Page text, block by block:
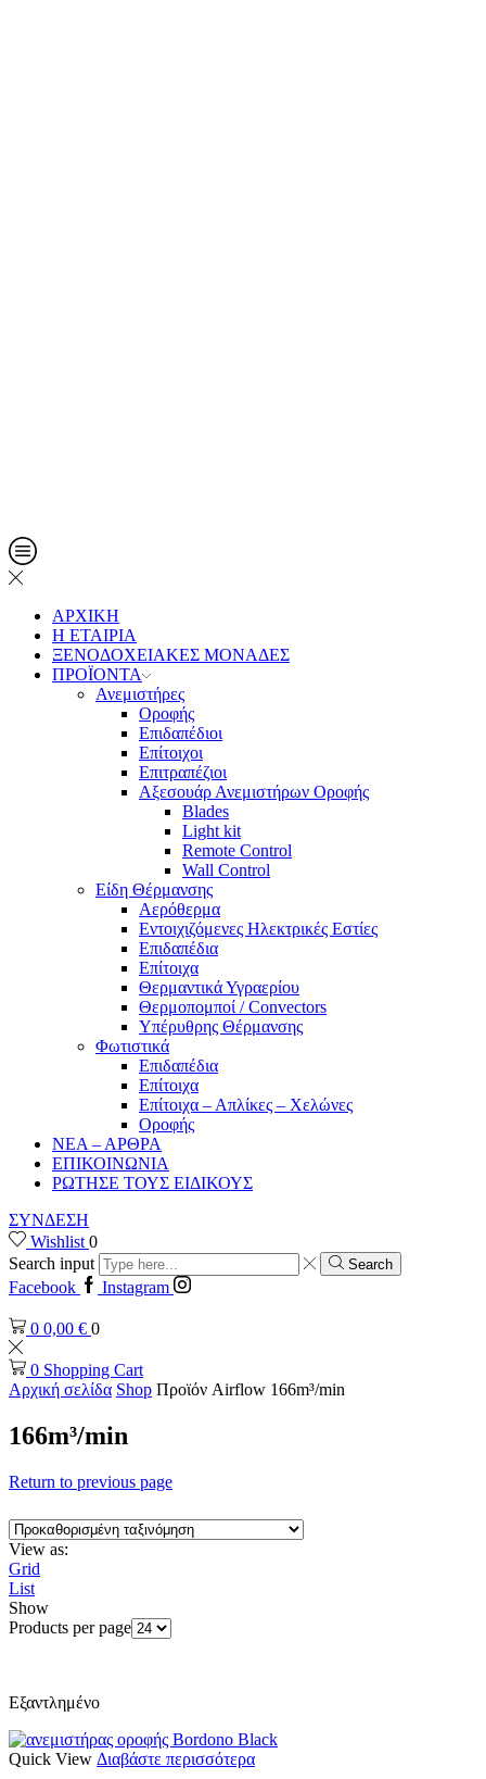
ΑΡΧΙΚΗ
Η ΕΤΑΙΡΙΑ
ΞΕΝΟΔΟΧΕΙΑΚΕΣ ΜΟΝΑΔΕΣ
ΠΡΟΪΟΝΤΑ
Ανεμιστήρες
Οροφής
Επιδαπέδιοι
Επίτοιχοι
Επιτραπέζιοι
Αξεσουάρ Ανεμιστήρων Οροφής
Blades
Light kit
Remote Control
Wall Control
Είδη Θέρμανσης
Αερόθερμα
Εντοιχιζόμενες Ηλεκτρικές Εστίες
Επιδαπέδια
Επίτοιχα
Θερμαντικά Υγραερίου
Θερμοπομποί / Convectors
Υπέρυθρης Θέρμανσης
Φωτιστικά
Επιδαπέδια
Επίτοιχα
Επίτοιχα – Απλίκες – Χελώνες
Οροφής
ΝΕΑ – ΑΡΘΡΑ
ΕΠΙΚΟΙΝΩΝΙΑ
ΡΩΤΗΣΕ ΤΟΥΣ ΕΙΔΙΚΟΥΣ
ΣΥΝΔΕΣΗ
Wishlist 0
Search input
Search
Facebook Instagram
0 0,00 € 0
0 Shopping Cart
Αρχική σελίδα Shop Προϊόν Airflow 166m³/min
166m³/min
Return to previous page
View as:
Grid
List
Show
Products per page
Εξαντλημένο
Quick View Διαβάστε περισσότερα